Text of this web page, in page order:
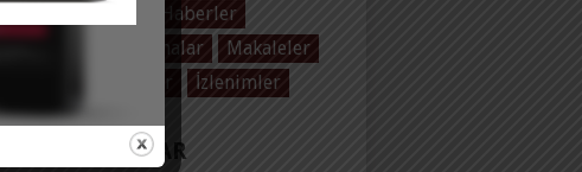
Haberler
Konuşmalar
Makaleler
Yayınlar İzlenimler
SON YORUMLAR